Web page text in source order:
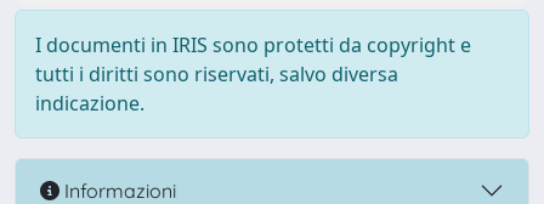
I documenti in IRIS sono protetti da copyright e
tutti i diritti sono riservati, salvo diversa
indicazione.
Informazioni